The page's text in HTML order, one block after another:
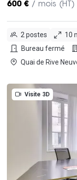
600 € / mois (HT)
2 postes
10
Bureau fermé
Visite 3D